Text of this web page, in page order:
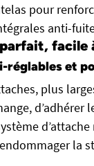
pour
anti-
facile
réglables et
plus
d’adhérer
la